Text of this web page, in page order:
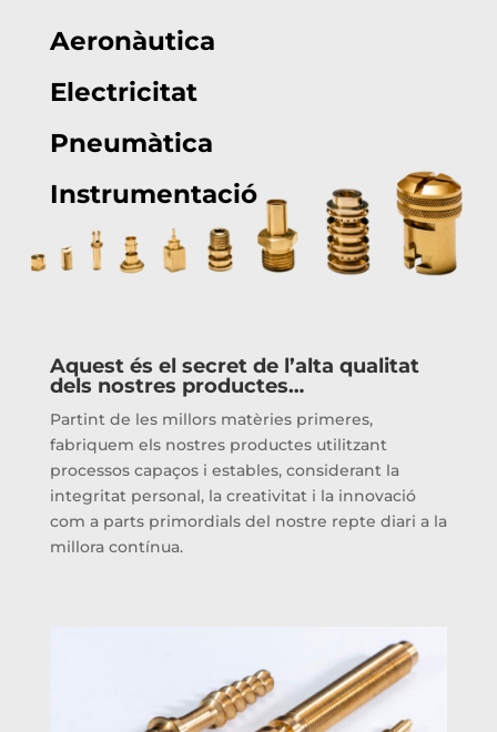
Aeronàutica
Electricitat
Pneumàtica
Instrumentació
Aquest és el secret de l’alta qualitat
dels nostres productes…
Partint de les millors matèries primeres,
fabriquem els nostres productes utilitzant
processos capaços i estables, considerant la
integritat personal, la creativitat i la innovació
com a parts primordials del nostre repte diari a la
millora contínua.